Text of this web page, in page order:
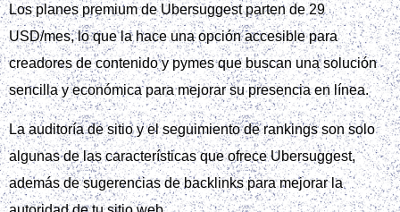
Los planes premium de Ubersuggest parten de 29
USD/mes, lo que la hace una opción accesible para
creadores de contenido y pymes que buscan una solución
sencilla y económica para mejorar su presencia en línea.
La auditoría de sitio y el seguimiento de rankings son solo
algunas de las características que ofrece Ubersuggest,
además de sugerencias de backlinks para mejorar la